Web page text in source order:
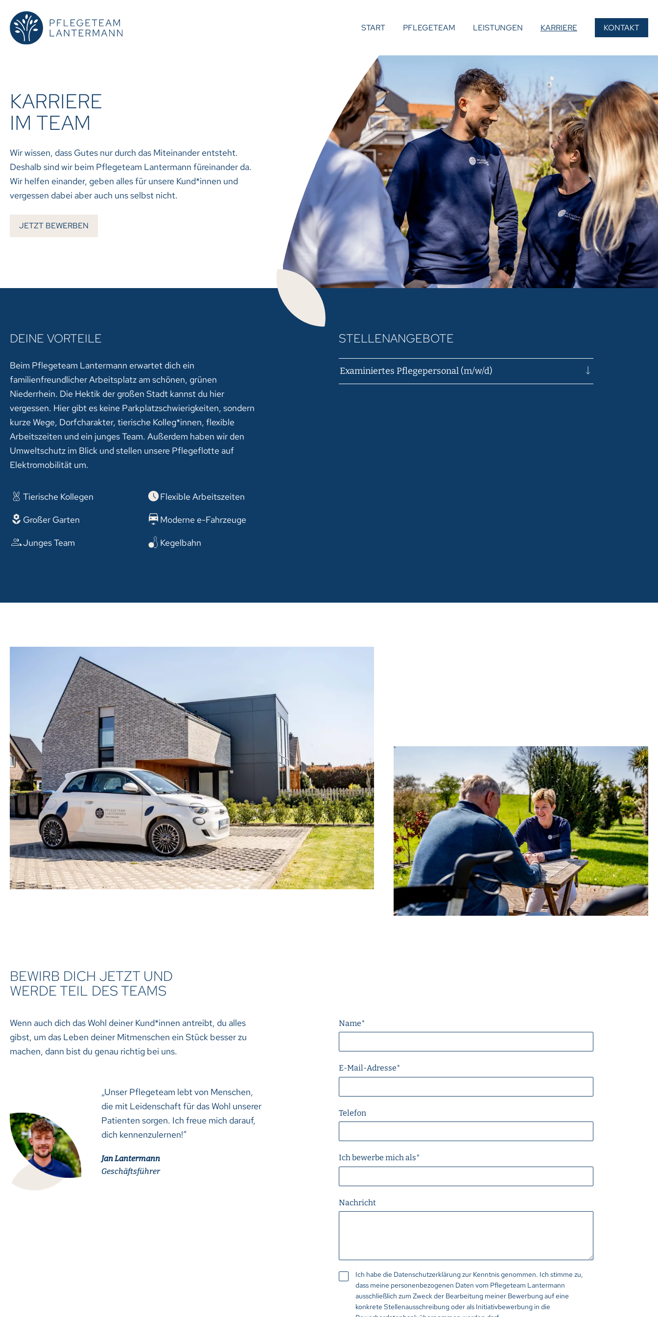
START PFLEGETEAM LEISTUNGEN KARRIERE KONTAKT
KARRIERE
IM TEAM
Wir wissen, dass Gutes nur durch das Miteinander entsteht.
Deshalb sind wir beim Pflegeteam Lantermann füreinander da.
Wir helfen einander, geben alles für unsere Kund*innen und
vergessen dabei aber auch uns selbst nicht.
JETZT BEWERBEN
DEINE VORTEILE
Beim Pflegeteam Lantermann erwartet dich ein
familienfreundlicher Arbeitsplatz am schönen, grünen
Niederrhein. Die Hektik der großen Stadt kannst du hier
vergessen. Hier gibt es keine Parkplatzschwierigkeiten, sondern
kurze Wege, Dorfcharakter, tierische Kolleg*innen, flexible
Arbeitszeiten und ein junges Team. Außerdem haben wir den
Umweltschutz im Blick und stellen unsere Pflegeflotte auf
Elektromobilität um.
Tierische Kollegen
Großer Garten
Junges Team
Flexible Arbeitszeiten
Moderne e-Fahrzeuge
Kegelbahn
STELLENANGEBOTE
Examiniertes Pflegepersonal (m/w/d)
BEWIRB DICH JETZT UND
WERDE TEIL DES TEAMS
Wenn auch dich das Wohl deiner Kund*innen antreibt, du alles
gibst, um das Leben deiner Mitmenschen ein Stück besser zu
machen, dann bist du genau richtig bei uns.
„Unser Pflegeteam lebt von Menschen,
die mit Leidenschaft für das Wohl unserer
Patienten sorgen. Ich freue mich darauf,
dich kennenzulernen!“
Jan Lantermann
Geschäftsführer
Name*
E-Mail-Adresse*
Telefon
Ich bewerbe mich als*
Nachricht
Ich habe die Datenschutzerklärung zur Kenntnis genommen. Ich stimme zu,
dass meine personenbezogenen Daten vom Pflegeteam Lantermann
ausschließlich zum Zweck der Bearbeitung meiner Bewerbung auf eine
konkrete Stellenausschreibung oder als Initiativbewerbung in die